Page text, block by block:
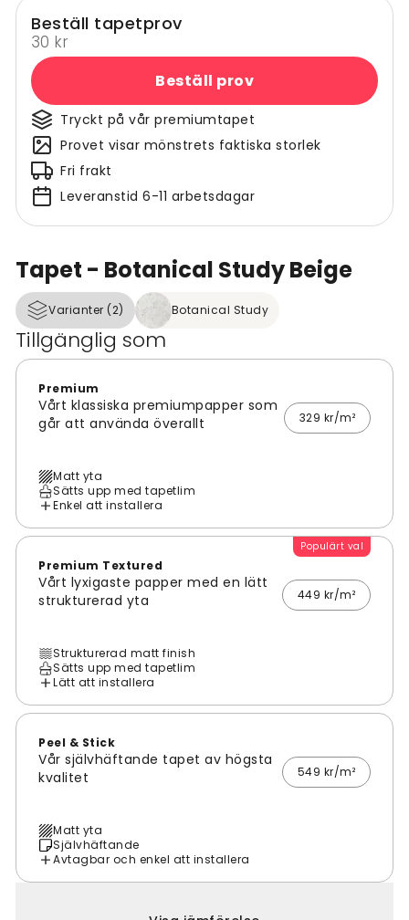
Tapet - Botanical Study Beige
Varianter (2) Botanical Study
Tillgänglig som
Premium
Vårt klassiska premiumpapper som
går att använda överallt
329 kr/m²
Matt yta
Sätts upp med tapetlim
Enkel att installera
Populärt val
Premium Textured
Vårt lyxigaste papper med en lätt
strukturerad yta
449 kr/m²
Strukturerad matt finish
Sätts upp med tapetlim
Lätt att installera
Peel & Stick
Vår självhäftande tapet av högsta
kvalitet
549 kr/m²
Matt yta
Självhäftande
Avtagbar och enkel att installera
Beställ tapetprov
30 kr
Beställ prov
Tryckt på vår premiumtapet
Provet visar mönstrets faktiska storlek
Fri frakt
Leveranstid 6-11 arbetsdagar